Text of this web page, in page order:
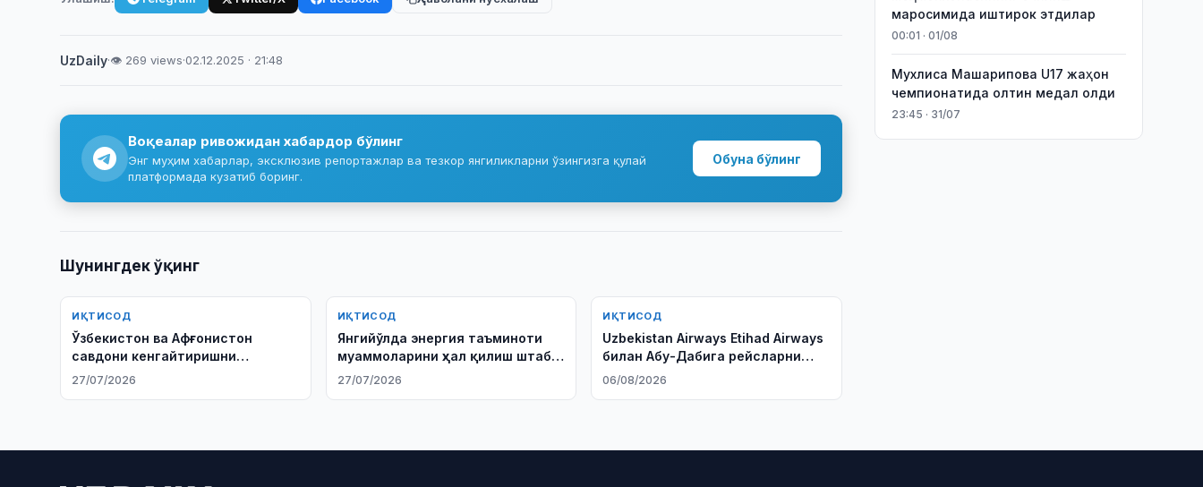
UzDaily·👁 269 views·02.12.2025 · 21:48
Воқеалар ривожидан хабардор бўлинг
Энг муҳим хабарлар, эксклюзив репортажлар ва тезкор янгиликларни ўзингизга қулай
платформада кузатиб боринг.
Обуна бўлинг
Шунингдек ўқинг
ИҚТИСОД
Ўзбекистон ва Афғонистон
савдони кенгайтиришни
муҳокама қилди
27/07/2026
ИҚТИСОД
Янгийўлда энергия таъминоти
муаммоларини ҳал қилиш штаби
тузилади
27/07/2026
ИҚТИСОД
Uzbekistan Airways Etihad Airways
билан Абу-Дабига рейсларни
йўлга қўяди
06/08/2026
маросимида иштирок этдилар
00:01 · 01/08
Мухлиса Машарипова U17 жаҳон
чемпионатида олтин медал олди
23:45 · 31/07